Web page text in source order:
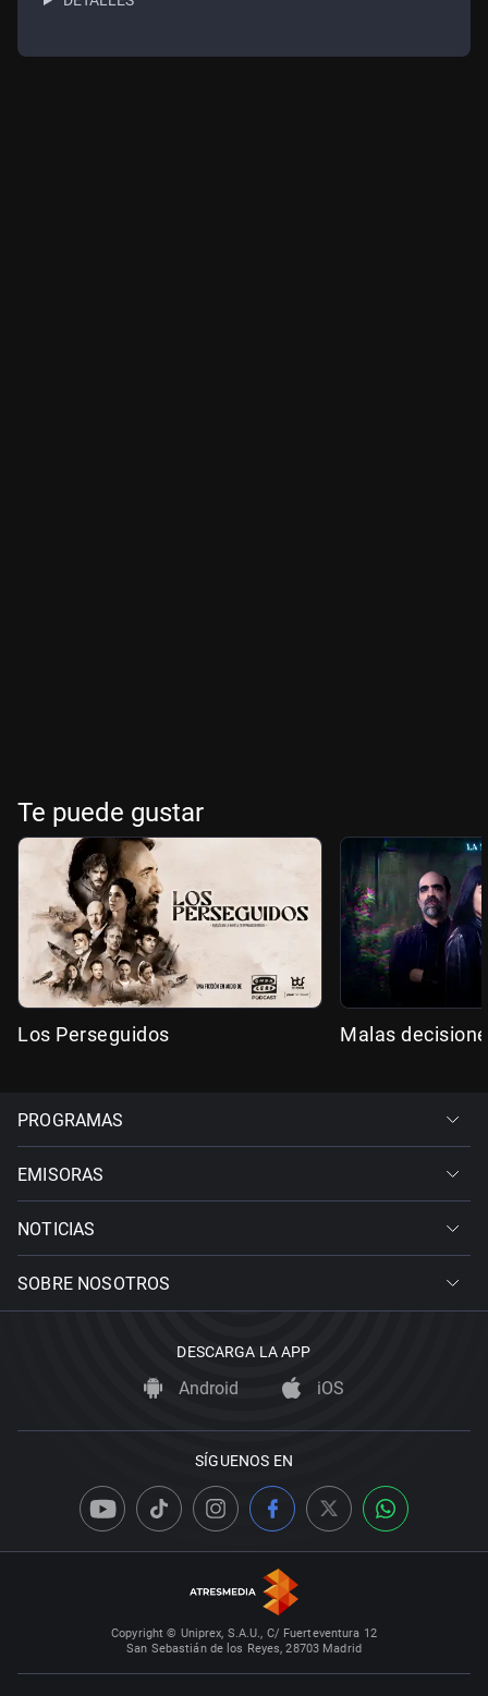
Te puede gustar
Los Perseguidos Malas
PROGRAMAS
EMISORAS
NOTICIAS
SOBRE NOSOTROS
DESCARGA LA APP
Android iOS
SÍGUENOS EN
Copyright © Uniprex, S.A.U., C/ Fuerteventura 12
San Sebastián de los Reyes, 28703 Madrid